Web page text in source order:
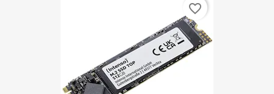
favorite_border